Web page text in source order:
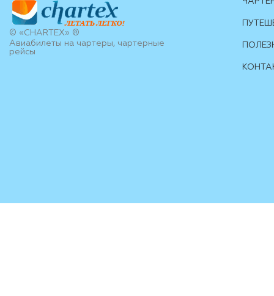
© «CHARTEX» ®
Авиабилеты на чартеры, чартерные
рейсы